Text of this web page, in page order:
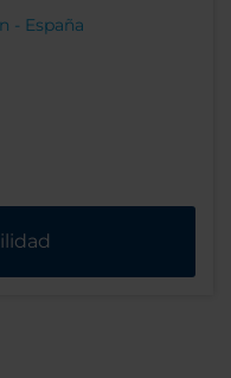
- España